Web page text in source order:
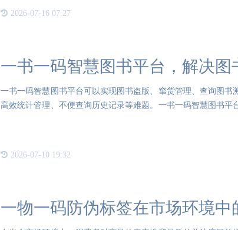
2026-07-16 07:27
一书一码智慧图书平台，解决图
一书一码智慧图书平台可以实现图书盗版、窜货管理、查询图
高效统计管理、不便查询历史记录等难题。一书一码智慧图书
2026-07-10 19:32
一物一码防伪标签在市场环境中